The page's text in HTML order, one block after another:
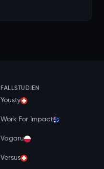
FALLSTUDIEN
Yousty
Work For Impact
Vagaru
Versus